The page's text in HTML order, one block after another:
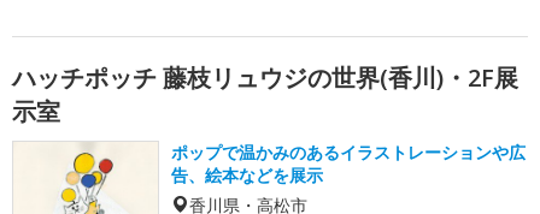
ハッチポッチ 藤枝リュウジの世界(香川)・2F展
示室
ポップで温かみのあるイラストレーションや広
告、絵本などを展示
香川県・高松市